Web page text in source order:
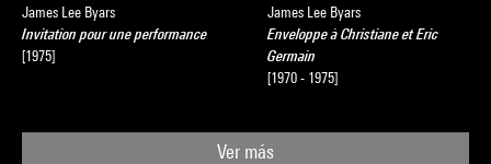
James Lee Byars
Invitation pour une performance
[1975]
James Lee Byars
Enveloppe à Christiane et Eric
Germain
[1970 - 1975]
Ver más